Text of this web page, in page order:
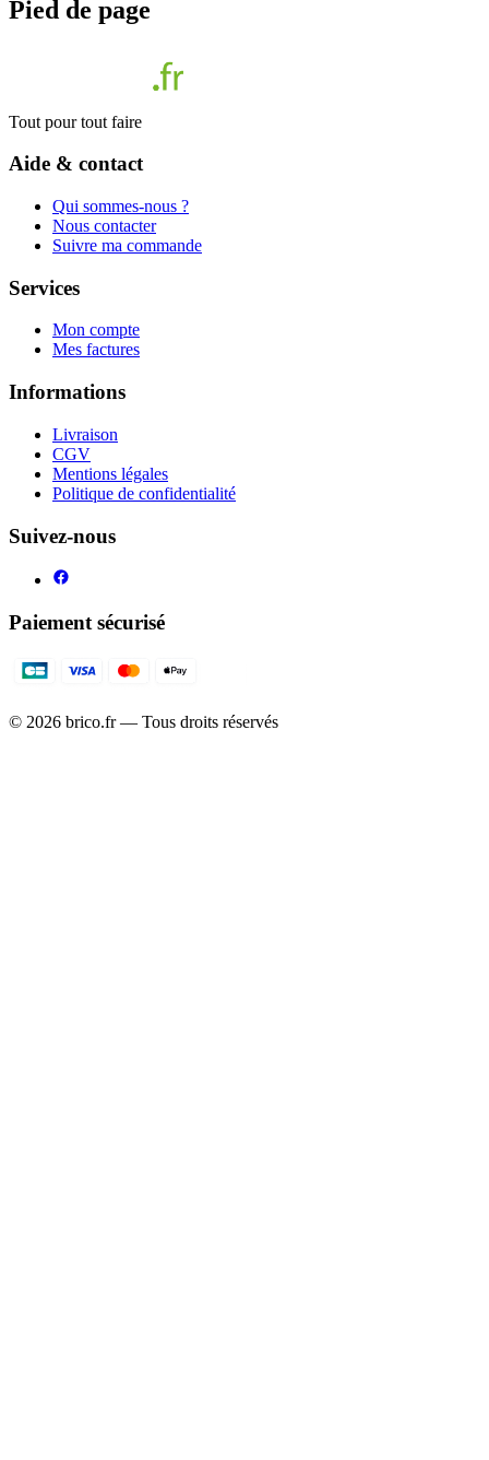
Pied de page
Tout pour tout faire
Aide & contact
Qui sommes-nous ?
Nous contacter
Suivre ma commande
Services
Mon compte
Mes factures
Informations
Livraison
CGV
Mentions légales
Politique de confidentialité
Suivez-nous
Paiement sécurisé
© 2026 brico.fr — Tous droits réservés